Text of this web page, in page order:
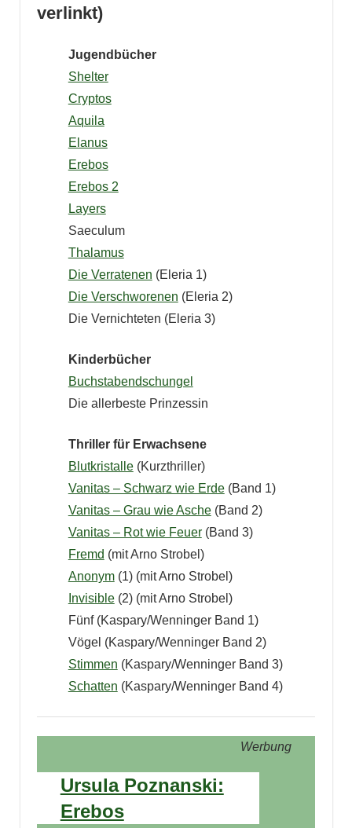
verlinkt)
Jugendbücher
Shelter
Cryptos
Aquila
Elanus
Erebos
Erebos 2
Layers
Saeculum
Thalamus
Die Verratenen (Eleria 1)
Die Verschworenen (Eleria 2)
Die Vernichteten (Eleria 3)
Kinderbücher
Buchstabendschungel
Die allerbeste Prinzessin
Thriller für Erwachsene
Blutkristalle(Kurzthriller)
Vanitas – Schwarz wie Erde(Band 1)
Vanitas – Grau wie Asche(Band 2)
Vanitas – Rot wie Feuer(Band 3)
Fremd (mit Arno Strobel)
Anonym(1) (mit Arno Strobel)
Invisible(2) (mit Arno Strobel)
Fünf (Kaspary/Wenninger Band 1)
Vögel (Kaspary/Wenninger Band 2)
Stimmen (Kaspary/Wenninger Band 3)
Schatten (Kaspary/Wenninger Band 4)
Werbung
Ursula Poznanski:
Erebos